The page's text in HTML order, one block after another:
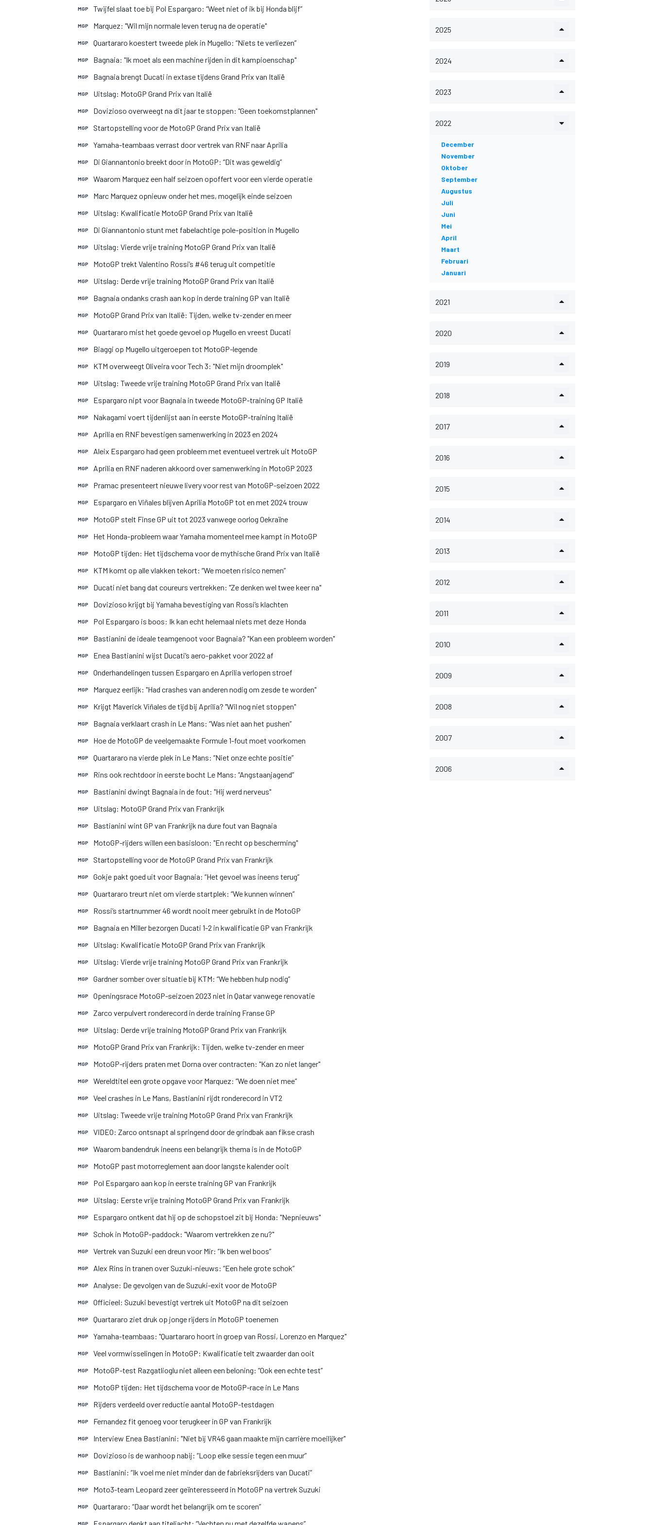
WEC DTM
MGP Twijfel slaat toe bij Pol Espargaro: “Weet niet of ik bij Honda blijf”
MGP Marquez: "Wil mijn normale leven terug na de operatie"
MGP Quartararo koestert tweede plek in Mugello: “Niets te verliezen”
MGP Bagnaia: "Ik moet als een machine rijden in dit kampioenschap"
MGP Bagnaia brengt Ducati in extase tijdens Grand Prix van Italië
MGP Uitslag: MotoGP Grand Prix van Italië
MGP Dovizioso overweegt na dit jaar te stoppen: "Geen toekomstplannen"
MGP Startopstelling voor de MotoGP Grand Prix van Italië
MGP Yamaha-teambaas verrast door vertrek van RNF naar Aprilia
MGP Di Giannantonio breekt door in MotoGP: “Dit was geweldig”
MGP Waarom Marquez een half seizoen opoffert voor een vierde operatie
MGP Marc Marquez opnieuw onder het mes, mogelijk einde seizoen
MGP Uitslag: Kwalificatie MotoGP Grand Prix van Italië
MGP Di Giannantonio stunt met fabelachtige pole-position in Mugello
MGP Uitslag: Vierde vrije training MotoGP Grand Prix van Italië
MGP MotoGP trekt Valentino Rossi’s #46 terug uit competitie
MGP Uitslag: Derde vrije training MotoGP Grand Prix van Italië
MGP Bagnaia ondanks crash aan kop in derde training GP van Italië
MGP MotoGP Grand Prix van Italië: Tijden, welke tv-zender en meer
MGP Quartararo mist het goede gevoel op Mugello en vreest Ducati
MGP Biaggi op Mugello uitgeroepen tot MotoGP-legende
MGP KTM overweegt Oliveira voor Tech 3: "Niet mijn droomplek"
MGP Uitslag: Tweede vrije training MotoGP Grand Prix van Italië
MGP Espargaro nipt voor Bagnaia in tweede MotoGP-training GP Italië
MGP Nakagami voert tijdenlijst aan in eerste MotoGP-training Italië
MGP Aprilia en RNF bevestigen samenwerking in 2023 en 2024
MGP Aleix Espargaro had geen probleem met eventueel vertrek uit MotoGP
MGP Aprilia en RNF naderen akkoord over samenwerking in MotoGP 2023
MGP Pramac presenteert nieuwe livery voor rest van MotoGP-seizoen 2022
MGP Espargaro en Viñales blijven Aprilia MotoGP tot en met 2024 trouw
MGP MotoGP stelt Finse GP uit tot 2023 vanwege oorlog Oekraïne
MGP Het Honda-probleem waar Yamaha momenteel mee kampt in MotoGP
MGP MotoGP tijden: Het tijdschema voor de mythische Grand Prix van Italië
MGP KTM komt op alle vlakken tekort: “We moeten risico nemen”
MGP Ducati niet bang dat coureurs vertrekken: "Ze denken wel twee keer na"
MGP Dovizioso krijgt bij Yamaha bevestiging van Rossi’s klachten
MGP Pol Espargaro is boos: Ik kan echt helemaal niets met deze Honda
MGP Bastianini de ideale teamgenoot voor Bagnaia? "Kan een probleem worden"
MGP Enea Bastianini wijst Ducati’s aero-pakket voor 2022 af
MGP Onderhandelingen tussen Espargaro en Aprilia verlopen stroef
MGP Marquez eerlijk: "Had crashes van anderen nodig om zesde te worden"
MGP Krijgt Maverick Viñales de tijd bij Aprilia? "Wil nog niet stoppen"
MGP Bagnaia verklaart crash in Le Mans: “Was niet aan het pushen”
MGP Hoe de MotoGP de veelgemaakte Formule 1-fout moet voorkomen
MGP Quartararo na vierde plek in Le Mans: “Niet onze echte positie”
MGP Rins ook rechtdoor in eerste bocht Le Mans: “Angstaanjagend”
MGP Bastianini dwingt Bagnaia in de fout: "Hij werd nerveus"
MGP Uitslag: MotoGP Grand Prix van Frankrijk
MGP Bastianini wint GP van Frankrijk na dure fout van Bagnaia
MGP MotoGP-rijders willen een basisloon: "En recht op bescherming"
MGP Startopstelling voor de MotoGP Grand Prix van Frankrijk
MGP Gokje pakt goed uit voor Bagnaia: “Het gevoel was ineens terug”
MGP Quartararo treurt niet om vierde startplek: “We kunnen winnen”
MGP Rossi’s startnummer 46 wordt nooit meer gebruikt in de MotoGP
MGP Bagnaia en Miller bezorgen Ducati 1-2 in kwalificatie GP van Frankrijk
MGP Uitslag: Kwalificatie MotoGP Grand Prix van Frankrijk
MGP Uitslag: Vierde vrije training MotoGP Grand Prix van Frankrijk
MGP Gardner somber over situatie bij KTM: “We hebben hulp nodig”
MGP Openingsrace MotoGP-seizoen 2023 niet in Qatar vanwege renovatie
MGP Zarco verpulvert ronderecord in derde training Franse GP
MGP Uitslag: Derde vrije training MotoGP Grand Prix van Frankrijk
MGP MotoGP Grand Prix van Frankrijk: Tijden, welke tv-zender en meer
MGP MotoGP-rijders praten met Dorna over contracten: "Kan zo niet langer"
MGP Wereldtitel een grote opgave voor Marquez: “We doen niet mee”
MGP Veel crashes in Le Mans, Bastianini rijdt ronderecord in VT2
MGP Uitslag: Tweede vrije training MotoGP Grand Prix van Frankrijk
MGP VIDEO: Zarco ontsnapt al springend door de grindbak aan fikse crash
MGP Waarom bandendruk ineens een belangrijk thema is in de MotoGP
MGP MotoGP past motorreglement aan door langste kalender ooit
MGP Pol Espargaro aan kop in eerste training GP van Frankrijk
MGP Uitslag: Eerste vrije training MotoGP Grand Prix van Frankrijk
MGP Espargaro ontkent dat hij op de schopstoel zit bij Honda: "Nepnieuws"
MGP Schok in MotoGP-paddock: "Waarom vertrekken ze nu?"
MGP Vertrek van Suzuki een dreun voor Mir: “Ik ben wel boos”
MGP Alex Rins in tranen over Suzuki-nieuws: “Een hele grote schok”
MGP Analyse: De gevolgen van de Suzuki-exit voor de MotoGP
MGP Officieel: Suzuki bevestigt vertrek uit MotoGP na dit seizoen
MGP Quartararo ziet druk op jonge rijders in MotoGP toenemen
MGP Yamaha-teambaas: "Quartararo hoort in groep van Rossi, Lorenzo en Marquez"
MGP Veel vormwisselingen in MotoGP: Kwalificatie telt zwaarder dan ooit
MGP MotoGP-test Razgatlioglu niet alleen een beloning: “Ook een echte test”
MGP MotoGP tijden: Het tijdschema voor de MotoGP-race in Le Mans
MGP Rijders verdeeld over reductie aantal MotoGP-testdagen
MGP Fernandez fit genoeg voor terugkeer in GP van Frankrijk
MGP Interview Enea Bastianini: "Niet bij VR46 gaan maakte mijn carrière moeilijker"
MGP Dovizioso is de wanhoop nabij: “Loop elke sessie tegen een muur”
MGP Bastianini: “Ik voel me niet minder dan de fabrieksrijders van Ducati”
MGP Moto3-team Leopard zeer geïnteresseerd in MotoGP na vertrek Suzuki
MGP Quartararo: “Daar wordt het belangrijk om te scoren”
MGP
2025
2024
2023
2022
December
November
Oktober
September
Augustus
Juli
Juni
Mei
April
Maart
Februari
Januari
2021
2020
2019
2018
2017
2016
2015
2014
2013
2012
2011
2010
2009
2008
2007
2006